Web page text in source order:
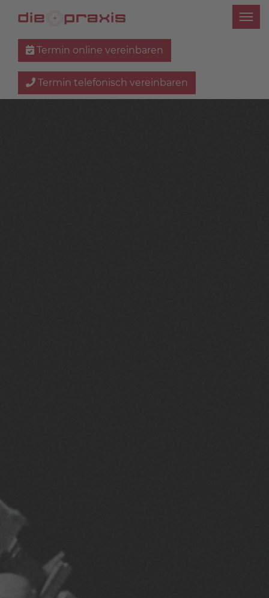
Termin online vereinbaren
Termin telefonisch vereinbaren